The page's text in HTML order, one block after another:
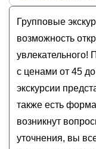
Знакомство
Влюбиться в
Все дороги
Верона на
По Вероне —
2026года от 45
Групповые
возможность
увлекательного!
с ценами от 45
экскурсии
также есть
возникнут
уточнения, вы